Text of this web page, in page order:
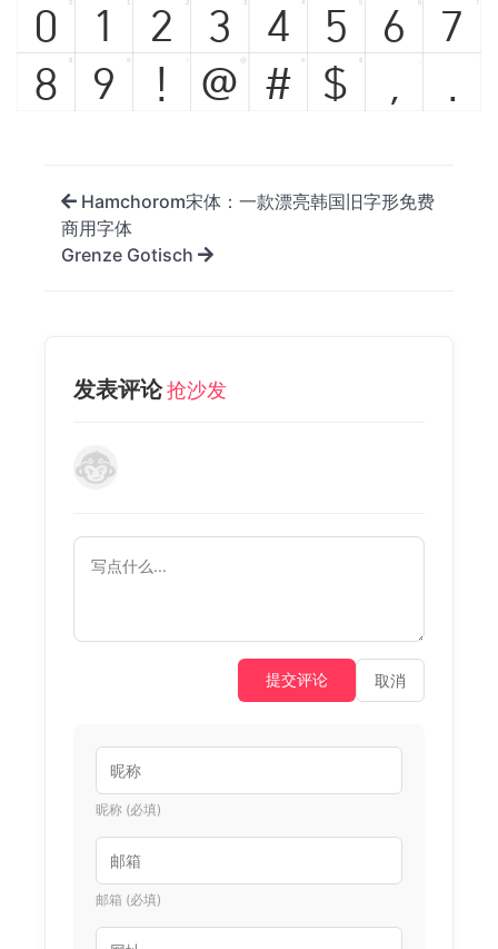
0 1 2 3 4 5 6 7
8
8 9
9 ! @
@ #
# $
$ , .
Hamchorom宋体：一款漂亮韩国旧字形免费
商用字体
Grenze Gotisch
发表评论抢沙发
提交评论 取消
昵称 (必填)
邮箱 (必填)